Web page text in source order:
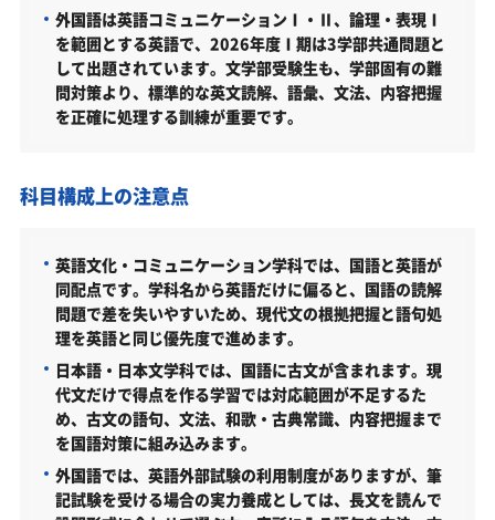
総合型選抜［未来デザイン入試］（日本語・日本文学科
／2027年度）
学校推薦型選抜（英語文化・コミュニケーション学科／
2027年度）
学科／2027年度）
一般選抜［大学入学共通テスト利用入試］（英語文化・
コミュニケーション学科／2027年度）
一般選抜［大学入学共通テスト利用入試］（日本語・日
本文学科／2027年度）
弘前学院大学文学部はどんなところ？
学科・専攻（コース）の概要
難易度（前年度の入試結果に基づく指標）
外国語は英語コミュニケーションⅠ・Ⅱ、論理・表現Ⅰ
を範囲とする英語で、2026年度Ⅰ期は3学部共通問題と
して出題されています。文学部受験生も、学部固有の難
問対策より、標準的な英文読解、語彙、文法、内容把握
を正確に処理する訓練が重要です。
科目構成上の注意点
英語文化・コミュニケーション学科では、国語と英語が
同配点です。学科名から英語だけに偏ると、国語の読解
問題で差を失いやすいため、現代文の根拠把握と語句処
理を英語と同じ優先度で進めます。
日本語・日本文学科では、国語に古文が含まれます。現
代文だけで得点を作る学習では対応範囲が不足するた
め、古文の語句、文法、和歌・古典常識、内容把握まで
を国語対策に組み込みます。
外国語では、英語外部試験の利用制度がありますが、筆
記試験を受ける場合の実力養成としては、長文を読んで